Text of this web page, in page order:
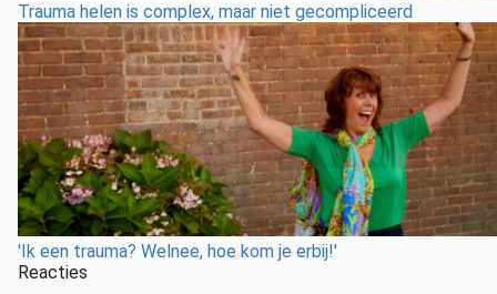
Trauma helen is complex, maar niet gecompliceerd
'Ik een trauma? Welnee, hoe kom je erbij!'
Reacties